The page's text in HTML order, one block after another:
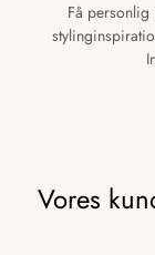
Få
Vores